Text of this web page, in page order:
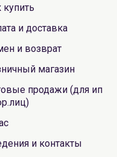
купить
и доставка
и возврат
магазин
продажи (для ип
и контакты